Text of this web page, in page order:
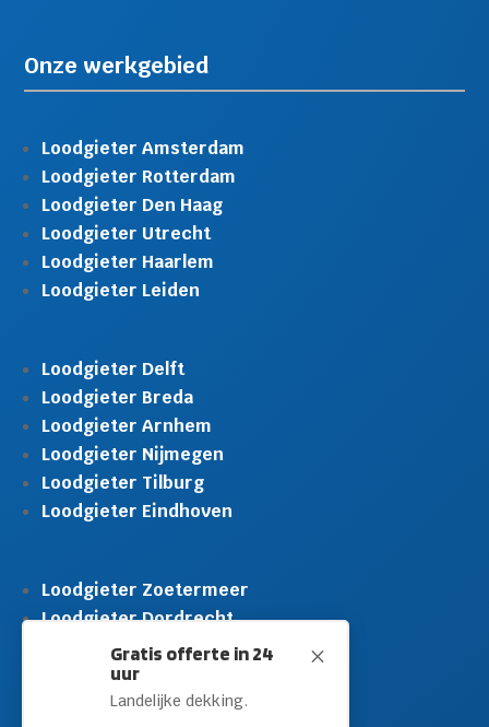
M
Gratis offerte in 24
uur
Landelijke dekking.
Onze werkgebied
Loodgieter Amsterdam
Loodgieter Rotterdam
Loodgieter Den Haag
Loodgieter Utrecht
Loodgieter Haarlem
Loodgieter Leiden
Loodgieter Delft
Loodgieter Breda
Loodgieter Arnhem
Loodgieter Nijmegen
Loodgieter Tilburg
Loodgieter Eindhoven
Loodgieter Zoetermeer
Loodgieter Dordrecht
Loodgieter Rijswijk
Loodgieter Schiedam
Loodgieter Leidschendam